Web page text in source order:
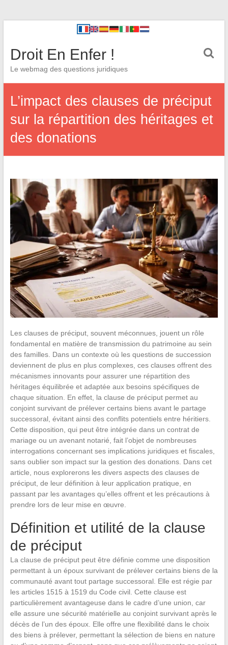
Droit En Enfer !
Le webmag des questions juridiques
L’impact des clauses de préciput
sur la répartition des héritages et
des donations
Les clauses de préciput, souvent méconnues, jouent un rôle
fondamental en matière de transmission du patrimoine au sein
des familles. Dans un contexte où les questions de succession
deviennent de plus en plus complexes, ces clauses offrent des
mécanismes innovants pour assurer une répartition des
héritages équilibrée et adaptée aux besoins spécifiques de
chaque situation. En effet, la clause de préciput permet au
conjoint survivant de prélever certains biens avant le partage
successoral, évitant ainsi des conflits potentiels entre héritiers.
Cette disposition, qui peut être intégrée dans un contrat de
mariage ou un avenant notarié, fait l’objet de nombreuses
interrogations concernant ses implications juridiques et fiscales,
sans oublier son impact sur la gestion des donations. Dans cet
article, nous explorerons les divers aspects des clauses de
préciput, de leur définition à leur application pratique, en
passant par les avantages qu’elles offrent et les précautions à
prendre lors de leur mise en œuvre.
Définition et utilité de la clause
de préciput
La clause de préciput peut être définie comme une disposition
permettant à un époux survivant de prélever certains biens de la
communauté avant tout partage successoral. Elle est régie par
les articles 1515 à 1519 du Code civil. Cette clause est
particulièrement avantageuse dans le cadre d’une union, car
elle assure une sécurité matérielle au conjoint survivant après le
décès de l’un des époux. Elle offre une flexibilité dans le choix
des biens à prélever, permettant la sélection de biens en nature